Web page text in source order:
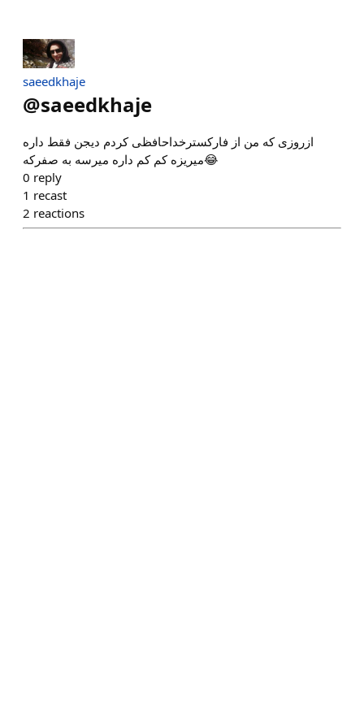
saeedkhaje
@saeedkhaje
ازروزی که من از فارکسترخداحافظی کردم دیجن فقط داره
میریزه کم کم داره میرسه به صفرکه😂
0 reply
1 recast
2 reactions